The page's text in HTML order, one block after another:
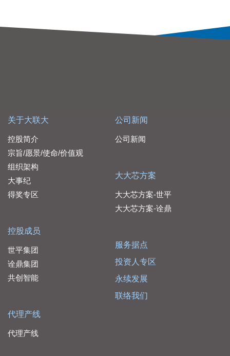
关于大联大
控股简介
宗旨/愿景/使命/价值观
组织架构
大事纪
得奖专区
控股成员
世平集团
诠鼎集团
共创智能
代理产线
代理产线
公司新闻
公司新闻
大大芯方案
大大芯方案-世平
大大芯方案-诠鼎
服务据点
投资人专区
永续发展
联络我们